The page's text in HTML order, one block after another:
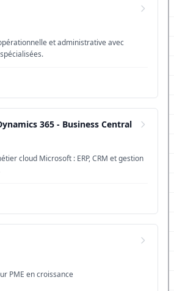
et administrative avec
365 - Business Central
cloud Microsoft : ERP, CRM et gestion
PME en croissance